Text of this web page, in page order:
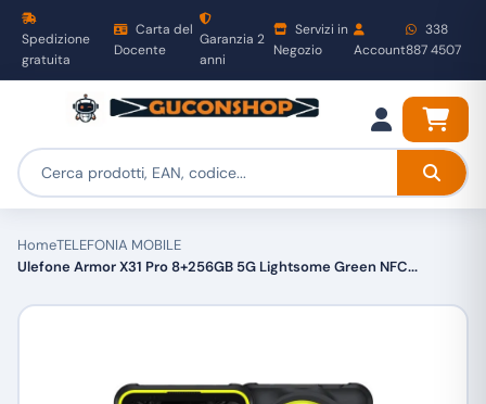
Spedizione
gratuita
Carta del
Docente
Garanzia 2
anni
Servizi in
Negozio
Account
338
887 4507
HomeTELEFONIA MOBILE
Ulefone Armor X31 Pro 8+256GB 5G Lightsome Green NFC...